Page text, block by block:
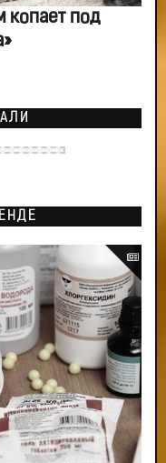
копает под